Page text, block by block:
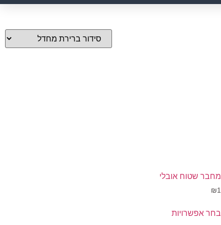
מחבר שטוח אובלי
₪1
בחר אפשרויות